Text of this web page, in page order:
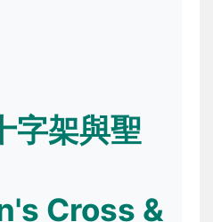
字架與聖
Cross &